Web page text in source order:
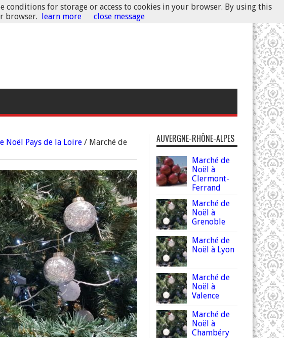
Noël Pays de la Loire / Marché de
AUVERGNE-RHÔNE-ALPES
Marché de
Noël à
Clermont-
Ferrand
Marché de
Noël à
Grenoble
Marché de
Noël à Lyon
Marché de
Noël à
Valence
Marché de
Noël à
Chambéry
conditions for storage or access to cookies in your browser. By using this
browser. learn more close message